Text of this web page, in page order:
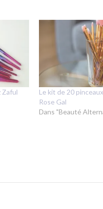
Zaful
Le kit de 20
Rose Gal
Dans "Beauté